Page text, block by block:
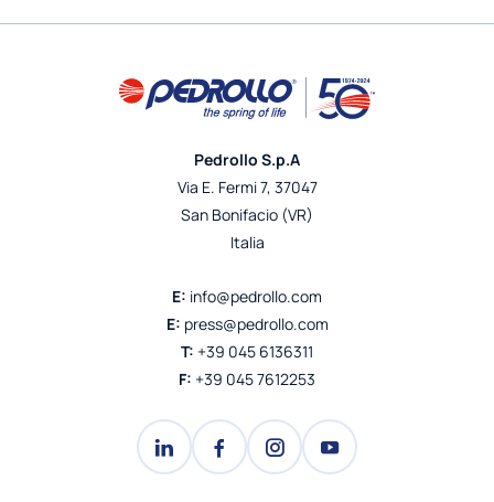
Pedrollo S.p.A
Via E. Fermi 7, 37047
San Bonifacio (VR)
Italia
E: info@pedrollo.com
E: press@pedrollo.com
T: +39 045 6136311
F: +39 045 7612253